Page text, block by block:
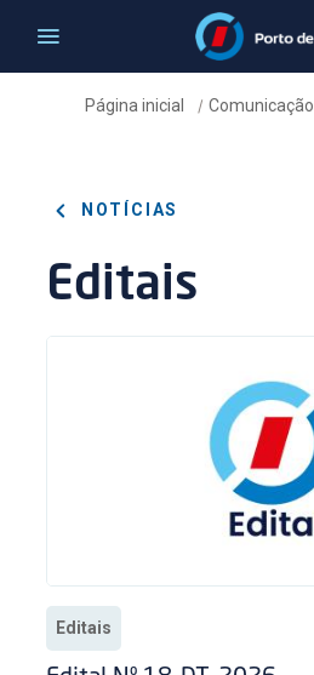
Página inicial /Comunicação
NOTÍCIAS
Editais
Editais